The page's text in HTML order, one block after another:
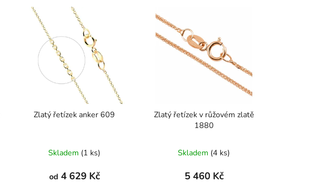
Zlatý řetízek anker 609
Skladem (1 ks)
od 4 629 Kč
Zlatý řetízek v růžovém zlatě
1880
hodnocení
produktu
Skladem (4 ks)
5 460 Kč